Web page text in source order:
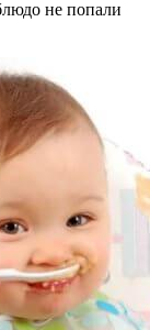
не попали